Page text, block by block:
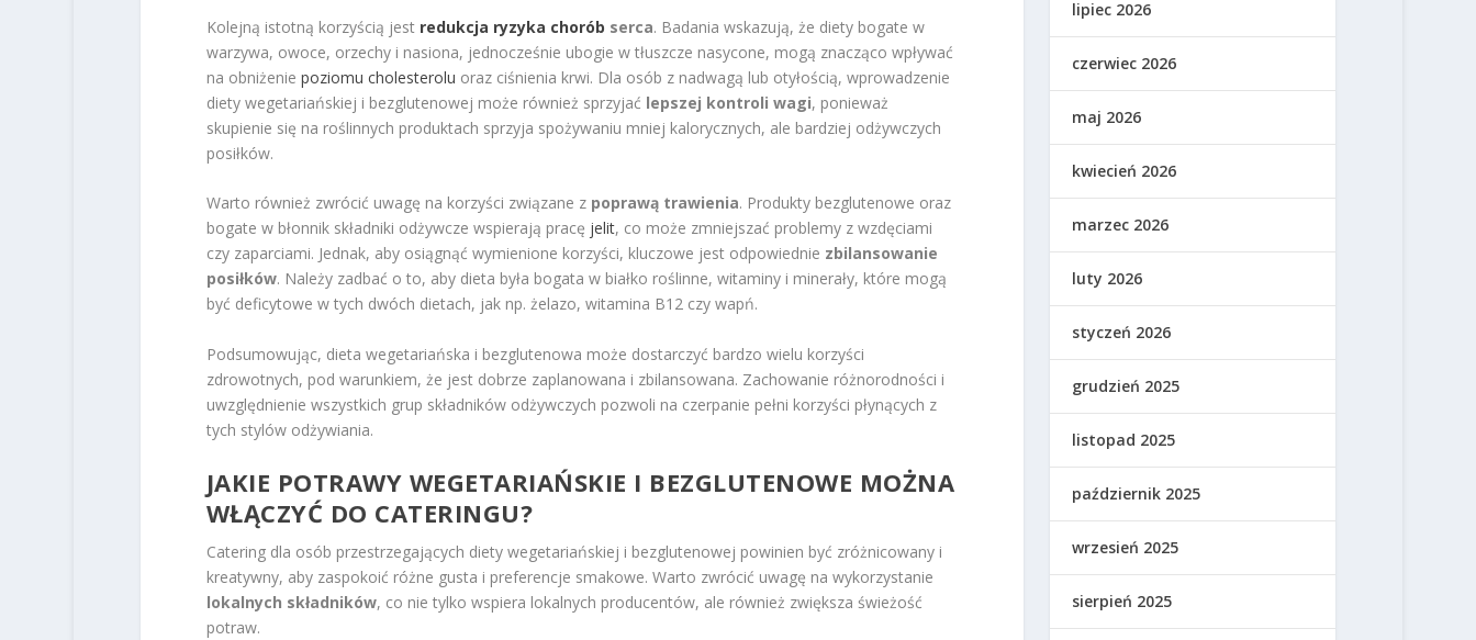
Kolejną istotną korzyścią jest redukcja ryzyka chorób serca. Badania wskazują, że diety bogate w
warzywa, owoce, orzechy i nasiona, jednocześnie ubogie w tłuszcze nasycone, mogą znacząco wpływać
na obniżenie poziomu cholesterolu oraz ciśnienia krwi. Dla osób z nadwagą lub otyłością, wprowadzenie
diety wegetariańskiej i bezglutenowej może również sprzyjać lepszej kontroli wagi, ponieważ
skupienie się na roślinnych produktach sprzyja spożywaniu mniej kalorycznych, ale bardziej odżywczych
posiłków.
Warto również zwrócić uwagę na korzyści związane z poprawą trawienia. Produkty bezglutenowe oraz
bogate w błonnik składniki odżywcze wspierają pracę jelit, co może zmniejszać problemy z wzdęciami
czy zaparciami. Jednak, aby osiągnąć wymienione korzyści, kluczowe jest odpowiednie zbilansowanie
posiłków. Należy zadbać o to, aby dieta była bogata w białko roślinne, witaminy i minerały, które mogą
być deficytowe w tych dwóch dietach, jak np. żelazo, witamina B12 czy wapń.
Podsumowując, dieta wegetariańska i bezglutenowa może dostarczyć bardzo wielu korzyści
zdrowotnych, pod warunkiem, że jest dobrze zaplanowana i zbilansowana. Zachowanie różnorodności i
uwzględnienie wszystkich grup składników odżywczych pozwoli na czerpanie pełni korzyści płynących z
tych stylów odżywiania.
JAKIE POTRAWY WEGETARIAŃSKIE I BEZGLUTENOWE MOŻNA
WŁĄCZYĆ DO CATERINGU?
Catering dla osób przestrzegających diety wegetariańskiej i bezglutenowej powinien być zróżnicowany i
kreatywny, aby zaspokoić różne gusta i preferencje smakowe. Warto zwrócić uwagę na wykorzystanie
lokalnych składników, co nie tylko wspiera lokalnych producentów, ale również zwiększa świeżość
potraw.
lipiec 2026
czerwiec 2026
maj 2026
kwiecień 2026
marzec 2026
luty 2026
styczeń 2026
grudzień 2025
listopad 2025
październik 2025
wrzesień 2025
sierpień 2025